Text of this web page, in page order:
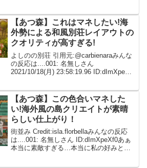
【あつ森】これはマネしたい!海
外勢による和風別荘レイアウトの
クオリティが高すぎる!
よしのの別荘 引用元:@carbienaraみんな
の反応は....001: 名無しさん
2021/10/18(月) 23:58:19.96 ID:dImXpeXf0
【あつ森】この色合いマネした
い!海外風の島クリエイトが素晴
らしい仕上がり！
街並み Credit:isla.florbellaみんなの反応
は....001: 名無しさん ID:dImXpeXf0あぁ
本当に素敵すぎる…本当に私の好みとい